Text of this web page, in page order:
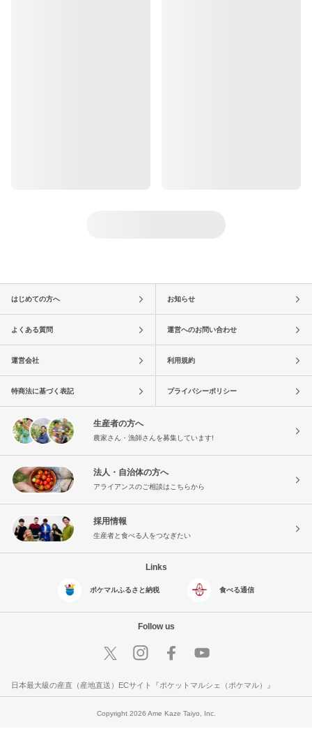
はじめての方へ お知らせ
よくある質問 運営へのお問い合わせ
運営会社 利用規約
特商法に基づく表記 プライバシーポリシー
生産者の方へ
農家さん・漁師さんを募集しています!
法人・自治体の方へ
アライアンスのご相談はこちらから
採用情報
生産者と食べる人をつなぎたい
Links
ポケマルふるさと納税 食べる通信
Follow us
日本最大級の産直（産地直送）ECサイト『ポケットマルシェ（ポケマル）』
Copyright 2026 Ame Kaze Taiyo, Inc.